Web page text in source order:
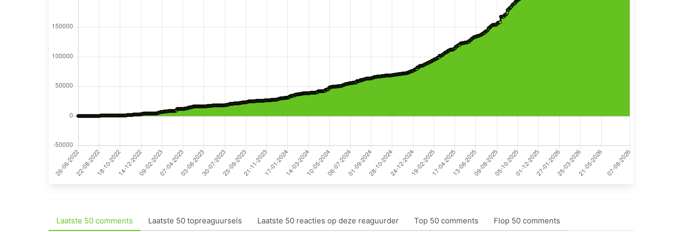
Laatste 50 comments Laatste 50 topreaguursels Laatste 50 reacties op deze reaguurder Top 50 comments Flop 50 comments